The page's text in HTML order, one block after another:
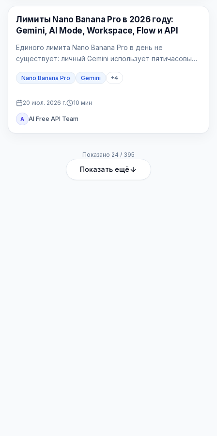
Генерация изображений ИИ
Лимиты Nano Banana Pro в 2026 году:
Gemini, AI Mode, Workspace, Flow и API
Единого лимита Nano Banana Pro в день не
существует: личный Gemini использует пятичасовые
отдельный 24-часовой лимит, Workspace — таблицу
проекта.
Nano Banana Pro Gemini +4
20 июл. 2026 г. 10 мин
A AI Free API Team
Показано 24 / 395
Показать ещё